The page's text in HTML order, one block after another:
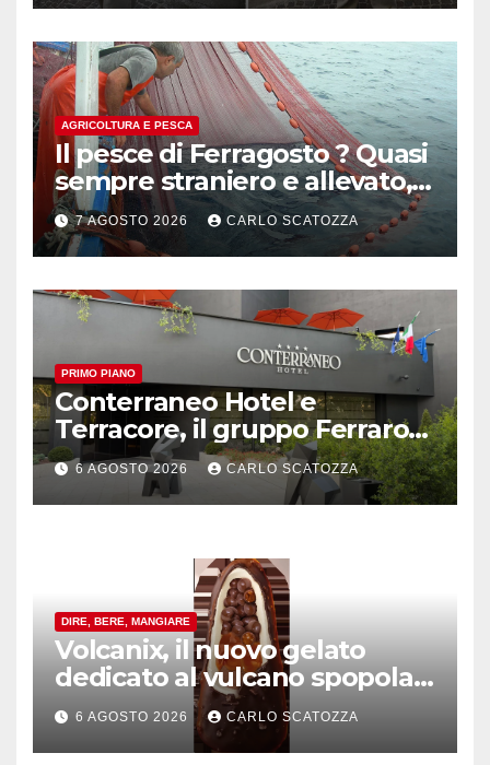
AGRICOLTURA E PESCA
Il pesce di Ferragosto ? Quasi
sempre straniero e allevato,
in sofferenza
7 AGOSTO 2026 CARLO SCATOZZA
PRIMO PIANO
Conterraneo Hotel e
Terracore, il gruppo Ferraro
amplia l’ ospitalità e il gusto
alle porte di Caserta
6 AGOSTO 2026 CARLO SCATOZZA
DIRE, BERE, MANGIARE
Volcanix, il nuovo gelato
dedicato al vulcano spopola,
è nato a Caivano
6 AGOSTO 2026 CARLO SCATOZZA